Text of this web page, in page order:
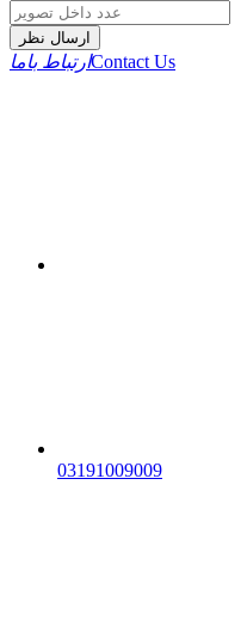
ارسال نظر
ارتباط باماContact Us
03191009009